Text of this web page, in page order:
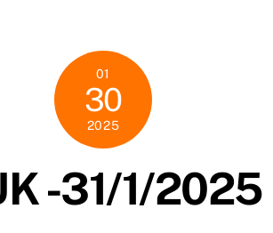
01
30
2025
-31/1/2025